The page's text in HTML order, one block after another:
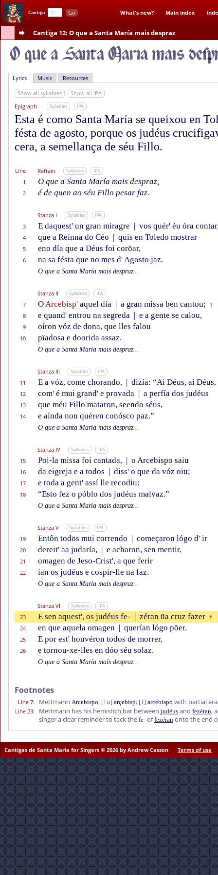
Cantiga Go What's new? Main index
Cantiga 12: O que a Santa María mais despraz
Lyrics Music Resources
Show all syllables
Show all IPA
Epigraph
Syllables IPA
Esta é como Santa María se queixou en
fésta de agosto, porque os judéus
cera, a semellança de séu Fillo.
Line Refrain Syllables IPA
1 O que a Santa María mais despraz,
2 é de quen ao séu Fillo pesar faz.
Stanza I Syllables IPA
3 E daquest' un gran miragre | vos quér' éu óra
4 que a Reínna do Céo | quis en Toledo mostrar
5 eno día que a Déus foi corõar,
6 na sa fésta que no mes d' Agosto jaz.
O que a Santa María mais despraz...
Stanza II Syllables IPA
7 OArcebisp' aquel día | a gran missa ben cantou; †
8 e quand' entrou na segreda | e a gente se calou,
9 oíron vóz de dona, que lles falou
10 pïadosa e doorida assaz.
O que a Santa María mais despraz...
Stanza III Syllables IPA
11 E a vóz, come chorando, | dizía: “Ai Déus, ai Déus,
12 com' é mui grand' e provada | a perfía dos judéus
13 que méu Fillo mataron, seendo séus,
14 e aínda non quéren conósco paz.”
O que a Santa María mais despraz...
Stanza IV Syllables IPA
15 Poi-la missa foi cantada, | o Arcebispo saiu
16 da eigreja e a todos | diss' o que da vóz oiu;
17 e toda a gent' assí lle recodiu:
18 “Esto fez o póblo dos judéus malvaz.”
O que a Santa María mais despraz...
Stanza V Syllables IPA
19 Entôn todos mui correndo | começaron lógo d' ir
20 dereit' aa judaría, | e acharon, sen mentir,
21 omagen de Jeso-Crist', a que ferir
22 ían os judéus e cospir-lle na faz.
O que a Santa María mais despraz...
Stanza VI Syllables IPA
23 E sen aquest', os judéus fe- | zéran ũa cruz fazer †
24 en que aquela omagen | querían lógo põer.
25 E por est' houvéron todos de morrer,
26 e tornou-xe-lles en dóo séu solaz.
O que a Santa María mais despraz...
Footnotes
Line 7: Mettmann Arcebispo; [To] arçebisp; [T] arcebispo with partial
Line 23: Mettmann has his hemistich bar between judéus and fezéran,
singer a clear reminder to tack the fe- offezéran onto the end
Cantigas de Santa Maria for Singers © 2026 by Andrew Casson Terms of use